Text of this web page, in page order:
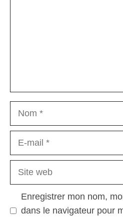
Nom
Site
Enregistrer mon nom,
dans le navigateur pour